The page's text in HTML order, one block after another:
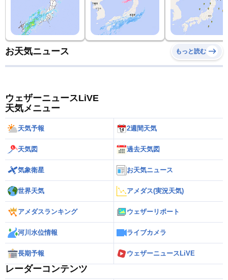
お天気ニュース もっと読む
ウェザーニュースLiVE
天気メニュー
天気予報 2週間天気
天気図 過去天気図
気象衛星 お天気ニュース
世界天気 アメダス(実況天気)
アメダスランキング ウェザーリポート
河川水位情報 ライブカメラ
長期予報 ウェザーニュースLiVE
レーダーコンテンツ